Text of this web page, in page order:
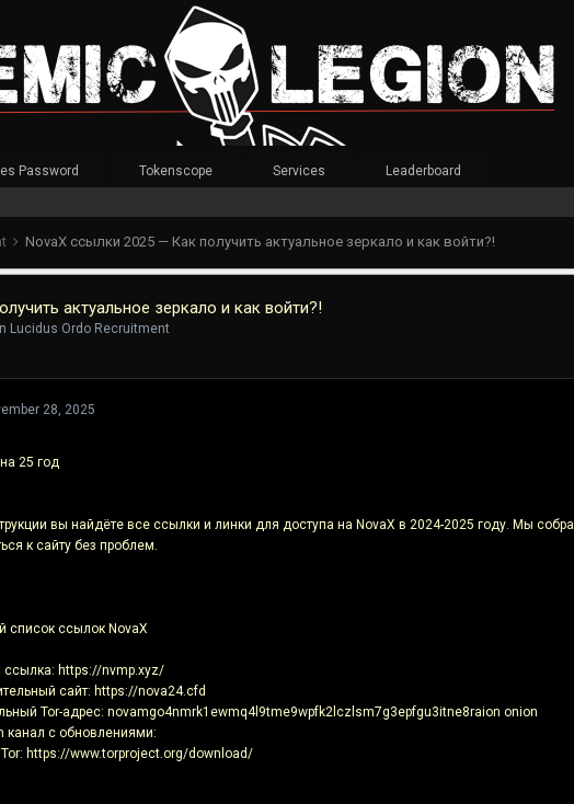
Password Tokenscope Services Leaderboard
NovaX ссылки 2025 — Как получить актуальное зеркало и как войти?!
актуальное зеркало и как войти?!
Lucidus Ordo Recruitment
28, 2025
25 год
вы найдёте все ссылки и линки для доступа на NovaX в 2024-2025 году. Мы
к сайту без проблем.
список ссылок NovaX
ссылка: https://nvmp.xyz/
сайт: https://nova24.cfd
Tor-адрес: novamgo4nmrk1ewmq4l9tme9wpfk2lczlsm7g3epfgu3itne8raion onion
канал с обновлениями:
Tor: https://www.torproject.org/download/